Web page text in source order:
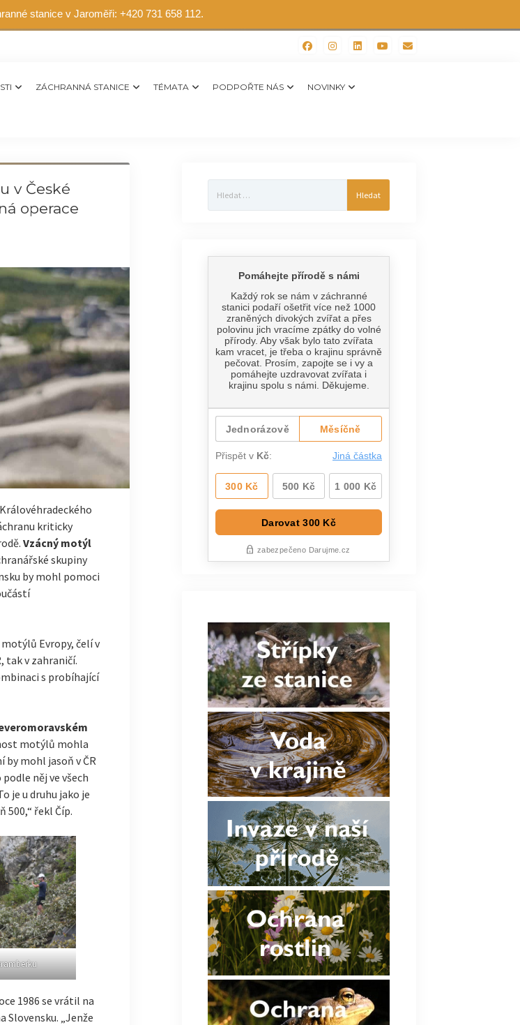
stanice v Jaroměři: +420 731 658 112.
ZÁCHRANNÁ STANICE TÉMATA PODPOŘTE NÁS NOVINKY
v České
operace
kriticky
Vzácný motýl
skupiny
by mohl pomoci
Evropy, čelí v
tak v zahraničí.
s probíhající
motýlů mohla
mohl jasoň v ČR
něj ve všech
je u druhu jako je
500,“ řekl Číp.
1986 se vrátil na
Slovensku. „Jenže